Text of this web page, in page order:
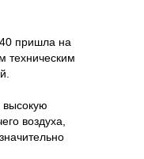
пришла на
техническим
высокую
воздуха,